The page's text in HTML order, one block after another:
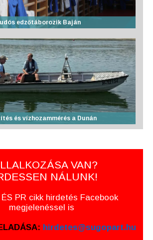
edzőtáborozik Baján
és vízhozammérés a Dunán
VAN?
NÁLUNK!
ÉS PR cikk hirdetés Facebook
megjelenéssel is
hirdetes@sugopart.hu